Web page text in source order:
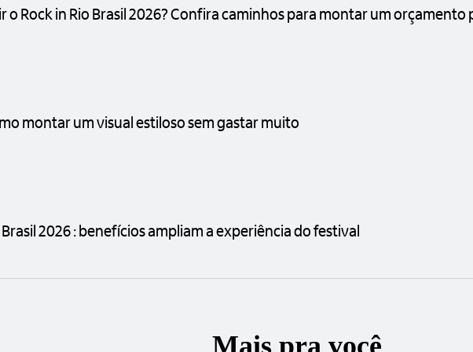
Rock in Rio Brasil 2026? Confira caminhos para montar um orçamento
montar um visual estiloso sem gastar muito
2026 : benefícios ampliam a experiência do festival
Mais pra você